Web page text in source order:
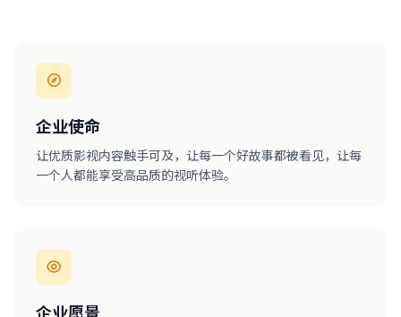
企业使命
让优质影视内容触手可及，让每一个好故事都被看见，让每
一个人都能享受高品质的视听体验。
企业愿景